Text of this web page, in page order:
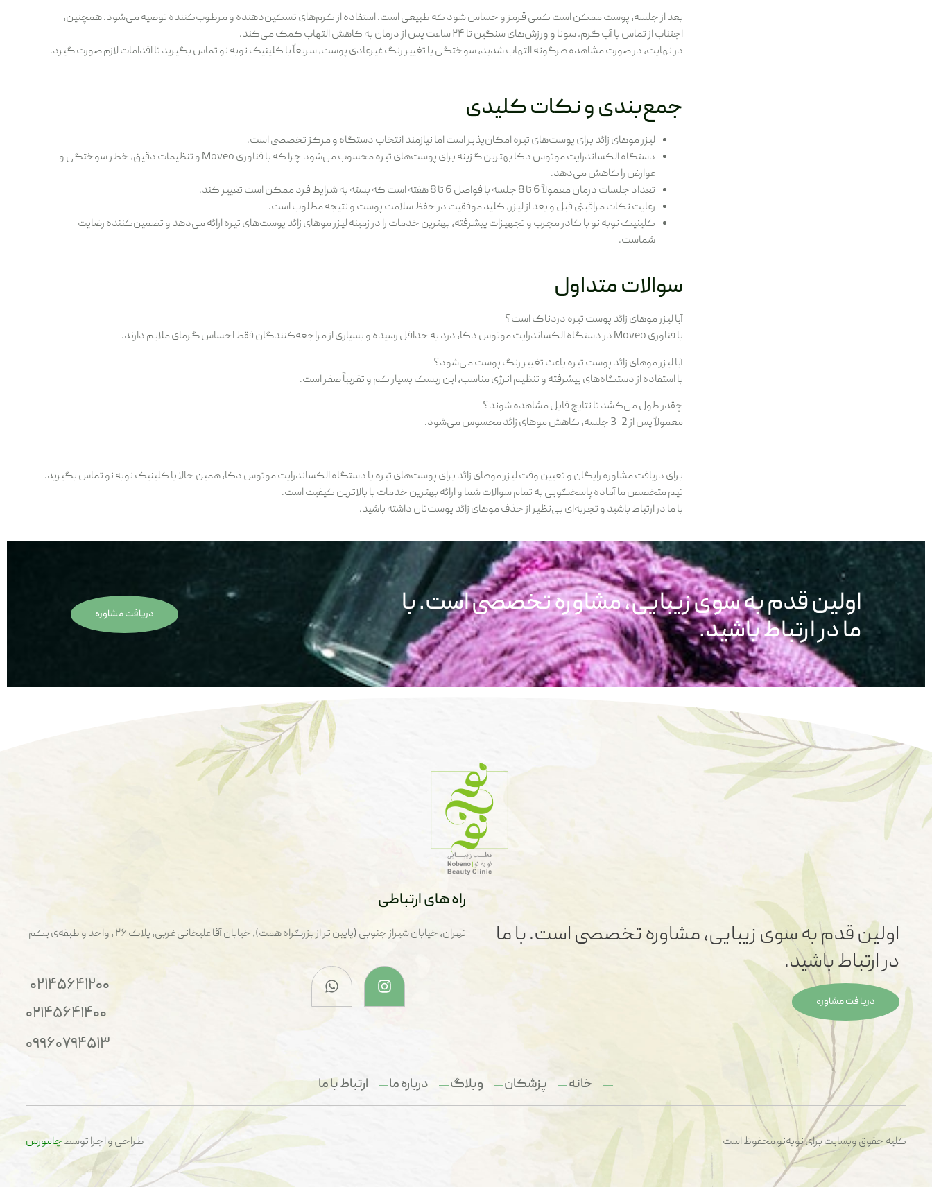
بعد از جلسه، پوست ممکن است کمی قرمز و حساس شود که طبیعی است. استفاده از کرم‌های تسکین‌دهنده و مرطوب‌کننده توصیه می‌شود. همچنین،
اجتناب از تماس با آب گرم، سونا و ورزش‌های سنگین تا ۲۴ ساعت پس از درمان به کاهش التهاب کمک می‌کند.
در نهایت، در صورت مشاهده هرگونه التهاب شدید، سوختگی یا تغییر رنگ غیرعادی پوست، سریعاً با کلینیک نوبه نو تماس بگیرید تا اقدامات لازم صورت گیرد.
جمع‌بندی و نکات کلیدی
لیزر موهای زائد برای پوست‌های تیره امکان‌پذیر است اما نیازمند انتخاب دستگاه و مرکز تخصصی است.
دستگاه الکساندرایت موتوس دکا بهترین گزینه برای پوست‌های تیره محسوب می‌شود چرا که با فناوری Moveo و تنظیمات دقیق، خطر سوختگی و
عوارض را کاهش می‌دهد.
تعداد جلسات درمان معمولاً 6 تا 8 جلسه با فواصل 6 تا 8 هفته است که بسته به شرایط فرد ممکن است تغییر کند.
رعایت نکات مراقبتی قبل و بعد از لیزر، کلید موفقیت در حفظ سلامت پوست و نتیجه مطلوب است.
کلینیک نوبه نو با کادر مجرب و تجهیزات پیشرفته، بهترین خدمات را در زمینه لیزر موهای زائد پوست‌های تیره ارائه می‌دهد و تضمین‌کننده رضایت
شماست.
سوالات متداول
آیا لیزر موهای زائد پوست تیره دردناک است؟
با فناوری Moveo در دستگاه الکساندرایت موتوس دکا، درد به حداقل رسیده و بسیاری از مراجعه‌کنندگان فقط احساس گرمای ملایم دارند.
آیا لیزر موهای زائد پوست تیره باعث تغییر رنگ پوست می‌شود؟
با استفاده از دستگاه‌های پیشرفته و تنظیم انرژی مناسب، این ریسک بسیار کم و تقریباً صفر است.
چقدر طول می‌کشد تا نتایج قابل مشاهده شوند؟
معمولاً پس از 2-3 جلسه، کاهش موهای زائد محسوس می‌شود.
برای دریافت مشاوره رایگان و تعیین وقت لیزر موهای زائد برای پوست‌های تیره با دستگاه الکساندرایت موتوس دکا، همین حالا با کلینیک نوبه نو تماس بگیرید.
تیم متخصص ما آماده پاسخگویی به تمام سوالات شما و ارائه بهترین خدمات با بالاترین کیفیت است.
با ما در ارتباط باشید و تجربه‌ای بی‌نظیر از حذف موهای زائد پوست‌تان داشته باشید.
اولین قدم به سوی زیبایی، مشاوره تخصصی است. با
ما در ارتباط باشید.
دریافت مشاوره
اولین قدم به سوی زیبایی، مشاوره تخصصی است. با ما
در ارتباط باشید.
دریافت مشاوره
راه های ارتباطی
تهران، خیابان شیراز جنوبی (پایین تر از بزرگراه همت)، خیابان آقا علیخانی غربی، پلاک ۲۶ ، واحد و طبقه‌ی یکم
۰۲۱۴۵۶۴۱۲۰۰
۰۲۱۴۵۶۴۱۴۰۰
۰۹۹۶۰۷۹۴۵۱۳
خانه پزشکان وبلاگ درباره ما ارتباط با ما
کلیه حقوق وبسایت برای نو‌به‌‌نو محفوظ است طراحی و اجرا توسطچامورس